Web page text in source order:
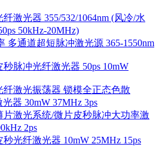
激光器 355/532/1064nm (风冷/水
50kHz-20MHz)
多通道超短脉冲激光源 365-1550nm
秒脉冲光纤激光器 50ps 10mW
纤激光振荡器 锁模全正态色散
器 30mW 37MHz 3ps
片激光系统/微片皮秒脉冲大功率激
2ps
秒光纤激光器 10mW 25MHz 15ps